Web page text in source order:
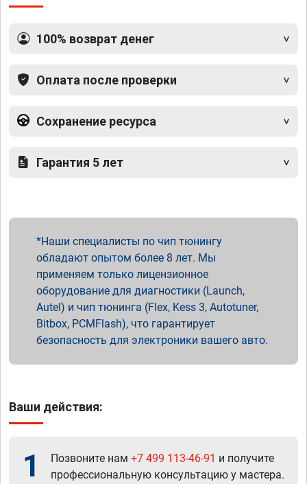
100% возврат денег
Оплата после проверки
Сохранение ресурса
Гарантия 5 лет
Наши специалисты по чип тюнингу
обладают опытом более 8 лет. Мы
применяем только лицензионное
оборудование для диагностики (Launch,
Autel) и чип тюнинга (Flex, Kess 3, Autotuner,
Bitbox, PCMFlash), что гарантирует
безопасность для электроники вашего авто.
Ваши действия:
1 Позвоните нам +7 499 113-46-91 и получите
профессиональную консультацию у мастера.